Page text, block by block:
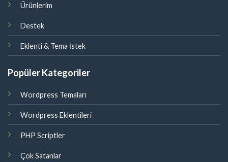
Ürünlerim
Destek
Eklenti & Tema İstek
Popüler Kategoriler
Wordpress Temaları
Wordpress Eklentileri
PHP Scriptler
Çok Satanlar